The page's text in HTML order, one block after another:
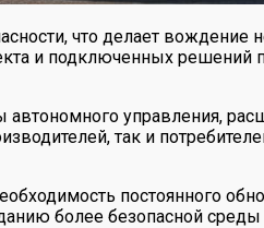
что делает вождение
и подключенных
управления,
так и
постоянного
более безопасной